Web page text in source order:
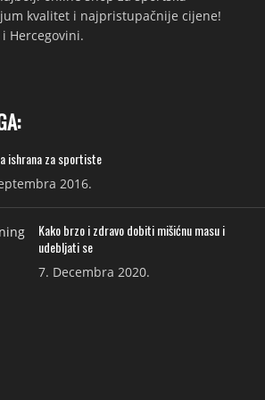
kvalitet i najpristupačnije cijene!
Hercegovini.
ishrana za sportiste
2016.
Kako brzo i zdravo dobiti mišićnu masu i
udebljati se
7. Decembra 2020.